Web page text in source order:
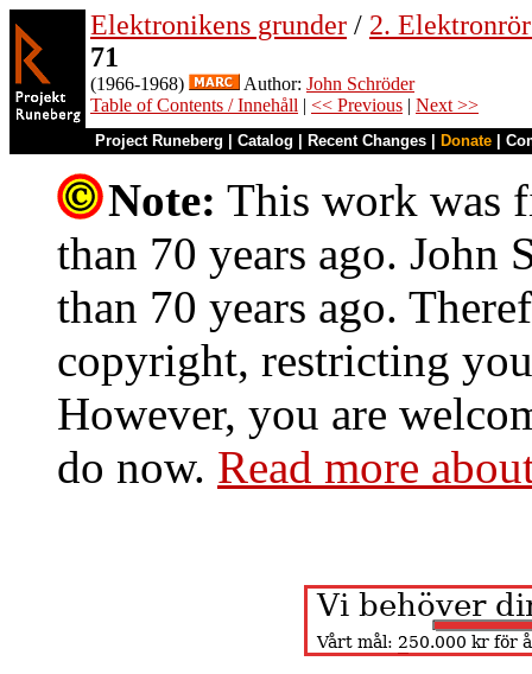
Elektronikens grunder / 2.
71
(1966-1968) Author: John Schröder
Table of Contents / Innehåll | << Previous | Next >>
Project Runeberg Catalog Recent Changes Donate
Note: This work was
than 70 years ago. John
than 70 years ago.
copyright, restricting
However, you are
do now. Read more